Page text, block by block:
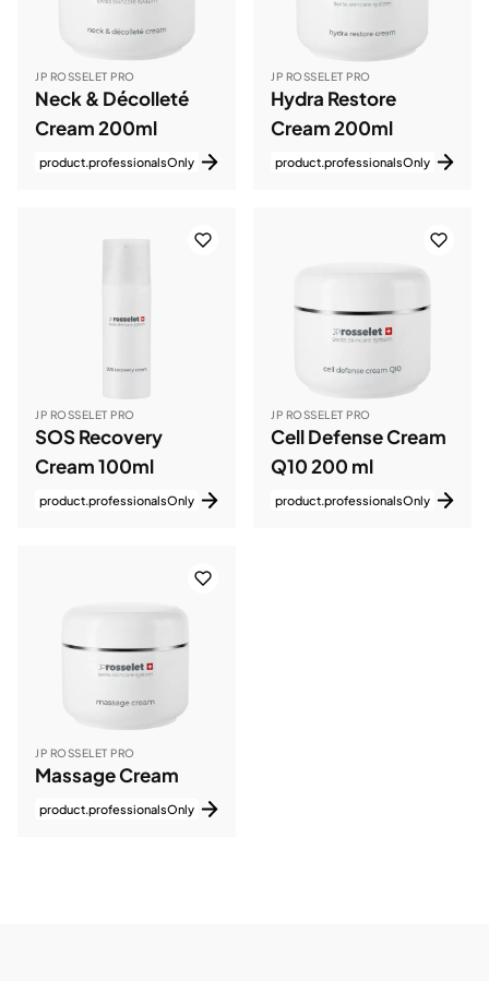
JP ROSSELET PRO
Neck & Décolleté
Cream 200ml
product.professionalsOnly
JP ROSSELET PRO
Hydra Restore
Cream 200ml
product.professionalsOnly
JP ROSSELET PRO
SOS Recovery
Cream 100ml
product.professionalsOnly
JP ROSSELET PRO
Cell Defense Cream
Q10 200 ml
product.professionalsOnly
JP ROSSELET PRO
Massage Cream
product.professionalsOnly